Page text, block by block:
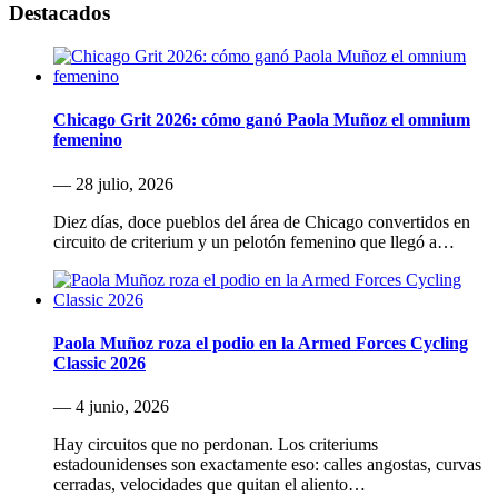
Destacados
Chicago Grit 2026: cómo ganó Paola Muñoz el omnium
femenino
— 28 julio, 2026
Diez días, doce pueblos del área de Chicago convertidos en
circuito de criterium y un pelotón femenino que llegó a…
Paola Muñoz roza el podio en la Armed Forces Cycling
Classic 2026
— 4 junio, 2026
Hay circuitos que no perdonan. Los criteriums
estadounidenses son exactamente eso: calles angostas, curvas
cerradas, velocidades que quitan el aliento…